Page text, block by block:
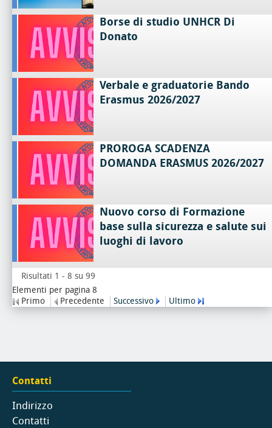
Borse di studio UNHCR Di
Donato
Verbale e graduatorie Bando
Erasmus 2026/2027
PROROGA SCADENZA
DOMANDA ERASMUS 2026/2027
Nuovo corso di Formazione
base sulla sicurezza e salute sui
luoghi di lavoro
Risultati 1 - 8 su 99
Elementi per pagina 8
Primo
Precedente Successivo Ultimo
Contatti
Indirizzo
Contatti